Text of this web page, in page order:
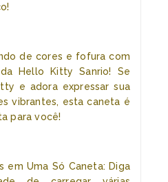
de cores e fofura com
Hello Kitty Sanrio! Se
e adora expressar sua
vibrantes, esta caneta é
para você!
em Uma Só Caneta: Diga